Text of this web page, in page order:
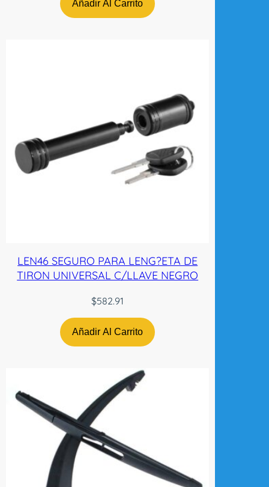
Añadir Al Carrito
LEN46 SEGURO PARA LENG?ETA DE
TIRON UNIVERSAL C/LLAVE NEGRO
$582.91
Añadir Al Carrito